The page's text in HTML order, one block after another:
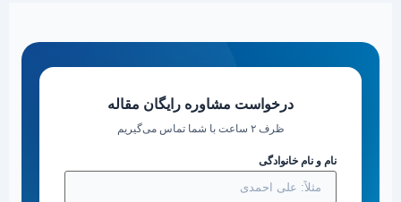
درخواست مشاوره رایگان مقاله
ظرف ۲ ساعت با شما تماس می‌گیریم
نام و نام خانوادگی